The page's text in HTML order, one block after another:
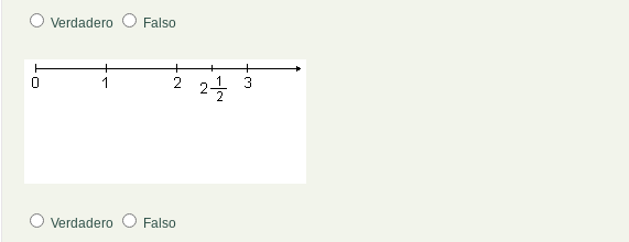
Verdadero Falso
Pregunta 2
Verdadero Falso